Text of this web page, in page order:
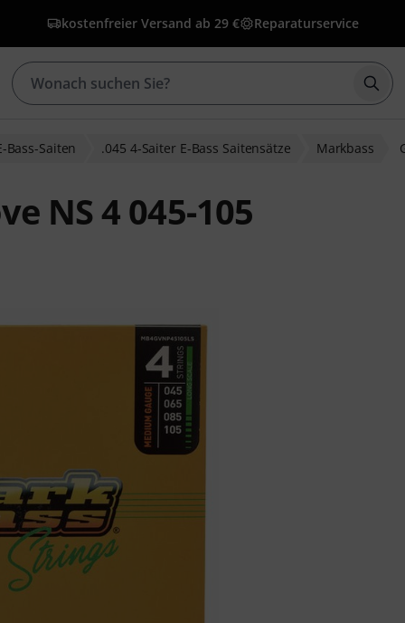
kostenfreier Versand ab 29 € Reparaturservice
Bass-Saiten .045 4-Saiter E-Bass Saitensätze Markbass
NS 4 045-105